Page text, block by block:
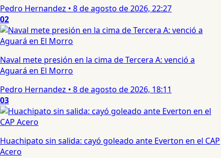
Pedro Hernandez • 8 de agosto de 2026, 22:27
02
Naval mete presión en la cima de Tercera A: venció a
Aguará en El Morro
Pedro Hernandez • 8 de agosto de 2026, 18:11
03
Huachipato sin salida: cayó goleado ante Everton en el CAP
Acero